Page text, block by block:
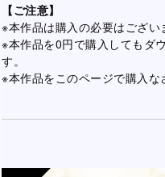
【ご注意】
※本作品は購入の必要はござい
※本作品を0円で購入してもダ
す。
※本作品をこのページで購入な